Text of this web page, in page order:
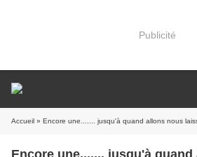
Publicité
Accueil » Encore une....... jusqu'à quand allons nous
Encore une....... jusqu'à